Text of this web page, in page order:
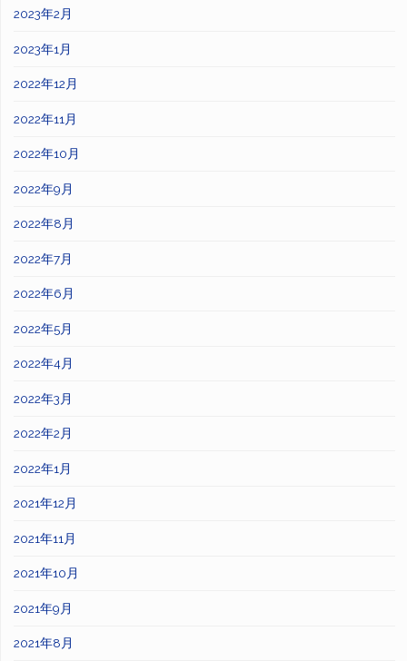
2023年2月
2023年1月
2022年12月
2022年11月
2022年10月
2022年9月
2022年8月
2022年7月
2022年6月
2022年5月
2022年4月
2022年3月
2022年2月
2022年1月
2021年12月
2021年11月
2021年10月
2021年9月
2021年8月